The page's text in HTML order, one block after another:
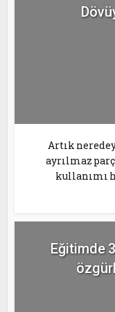
Artık
ayrılmaz
kullanımı
Eğitimde